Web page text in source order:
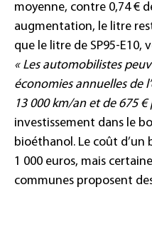
moyenne, contre 0,74 €
augmentation, le litre
que le litre de SP95-E10,
« Les automobilistes
économies annuelles de
13 000 km/an et de 675
investissement dans le
bioéthanol. Le coût d’un
1 000 euros, mais
communes proposent